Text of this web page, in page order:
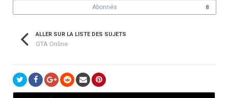
Abonnés 8
ALLER SUR LA LISTE DES SUJETS
GTA Online